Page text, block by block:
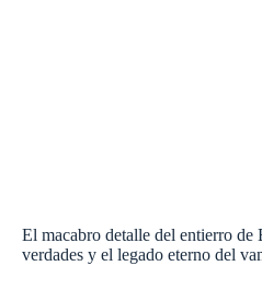
El macabro detalle del entierro
verdades y el legado eterno del